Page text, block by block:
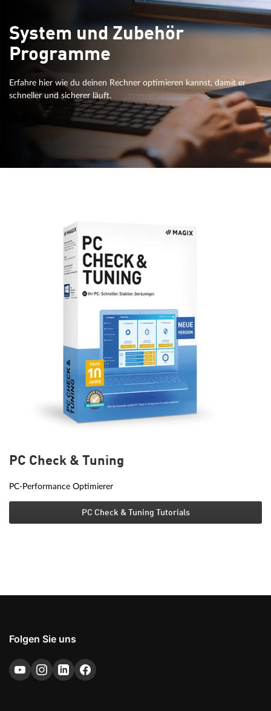
System und Zubehör
Programme
Erfahre hier wie du deinen Rechner optimieren kannst, damit er
schneller und sicherer läuft.
PC Check & Tuning
PC-Performance Optimierer
PC Check & Tuning Tutorials
Folgen Sie uns